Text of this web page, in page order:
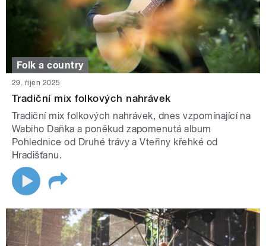
Folk a country
29. říjen 2025
Tradiční mix folkových nahrávek
Tradiční mix folkových nahrávek, dnes vzpomínající na
Wabiho Daňka a poněkud zapomenutá album
Pohlednice od Druhé trávy a Vteřiny křehké od
Hradišťanu.